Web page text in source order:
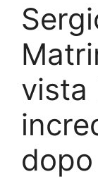
vista